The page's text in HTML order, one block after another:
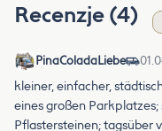
Recenzje (4)
PinaColadaLiebe
kleiner, einfacher,
eines großen
Pflastersteinen; tagsüber